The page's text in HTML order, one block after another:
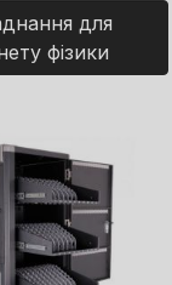
для
фізики